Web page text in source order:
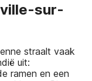
sur-
straalt vaak
uit:
ramen en een